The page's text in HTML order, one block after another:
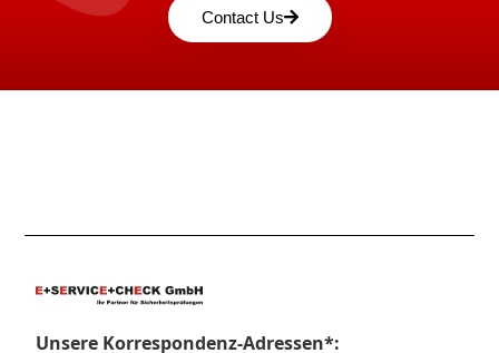
Contact Us
Unsere Korrespondenz-Adressen*: